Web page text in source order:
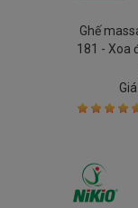
Ghế
181 - Xoa